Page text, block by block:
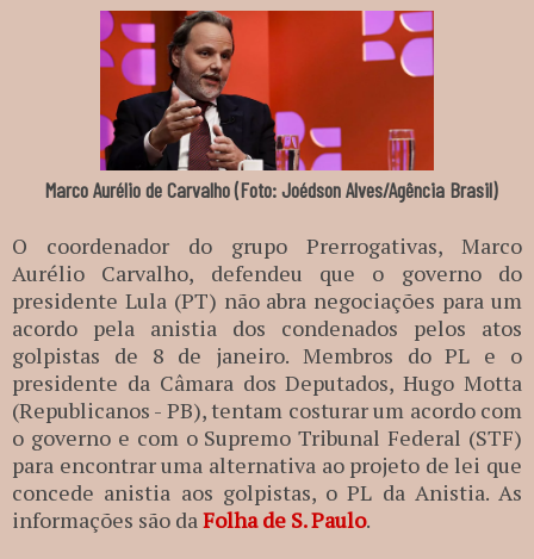
Marco Aurélio de Carvalho (Foto: Joédson Alves/Agência Brasil)
O coordenador do grupo Prerrogativas, Marco
Aurélio Carvalho, defendeu que o governo do
presidente Lula (PT) não abra negociações para um
acordo pela anistia dos condenados pelos atos
golpistas de 8 de janeiro. Membros do PL e o
presidente da Câmara dos Deputados, Hugo Motta
(Republicanos - PB), tentam costurar um acordo com
o governo e com o Supremo Tribunal Federal (STF)
para encontrar uma alternativa ao projeto de lei que
concede anistia aos golpistas, o PL da Anistia. As
informações são daFolha de S. Paulo.